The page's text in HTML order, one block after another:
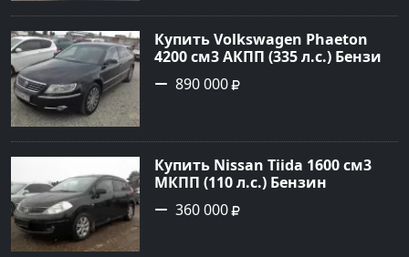
Авторынок23
Купить Volkswagen Phaeton
4200 см3 АКПП (335 л.с.) Бензин
инжектор в Новороссийск:
цвет черный металлик Седан
сайте Авторынок23
890 000
Купить Nissan Tiida 1600 см3
МКПП (110 л.с.) Бензин
инжектор в Армавир: цвет
черный Хетчбэк 2008 года по
360 000